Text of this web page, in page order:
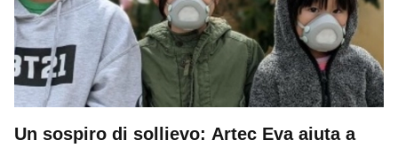
Un sospiro di sollievo: Artec Eva aiuta a